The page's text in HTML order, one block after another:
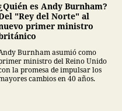
es Andy Burnham?
"Rey del Norte" al
primer ministro
Burnham asumió como
ministro del Reino Unido
la promesa de impulsar los
cambios en 40 años.